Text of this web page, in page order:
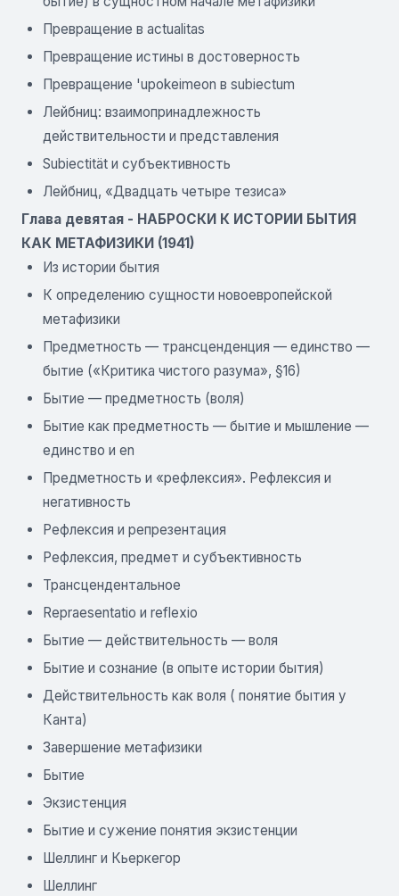
Превращение в actualitas
Превращение истины в достоверность
Превращение 'upokeimeon в subiectum
Лейбниц: взаимопринадлежность
действительности и представления
Subiectität и субъективность
Лейбниц, «Двадцать четыре тезиса»
Глава девятая - НАБРОСКИ К ИСТОРИИ БЫТИЯ
КАК МЕТАФИЗИКИ (1941)
Из истории бытия
К определению сущности новоевропейской
метафизики
Предметность — трансценденция — единство —
бытие («Критика чистого разума», §16)
Бытие — предметность (воля)
Бытие как предметность — бытие и мышление —
единство и en
Предметность и «рефлексия». Рефлексия и
негативность
Рефлексия и репрезентация
Рефлексия, предмет и субъективность
Трансцендентальное
Repraesentatio и reflexio
Бытие — действительность — воля
Бытие и сознание (в опыте истории бытия)
Действительность как воля ( понятие бытия у
Канта)
Завершение метафизики
Бытие
Экзистенция
Бытие и сужение понятия экзистенции
Шеллинг и Кьеркегор
Шеллинг